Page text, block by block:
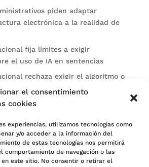
el consentimiento
cookies
experiencias, utilizamos tecnologías como
y/o acceder a la información del
de estas tecnologías nos permitirá
comportamiento de navegación o las
este sitio. No consentir o retirar el
piden adaptar
electrónica a la realidad de
fija límites a exigir
el uso de IA en sentencias
rechaza exigir el algoritmo o
sospecha de uso de IA en una